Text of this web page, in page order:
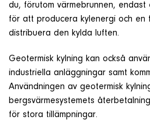
du, förutom värmebrunnen, endast
för att producera kylenergi och en
distribuera den kylda luften.
Geotermisk kylning kan också
industriella anläggningar samt
Användningen av geotermisk
bergsvärmesystemets
för stora tillämpningar.